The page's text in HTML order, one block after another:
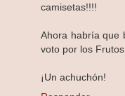
camisetas!!!!
Ahora habría que
voto por los
¡Un achuchón!